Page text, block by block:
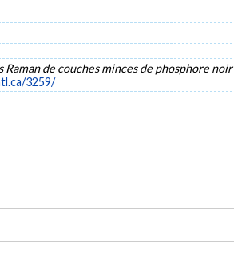
de couches minces de phosphore noir
3259/